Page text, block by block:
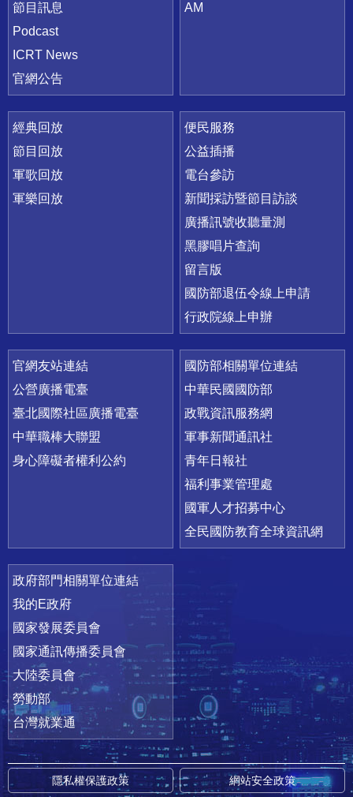
節目訊息
Podcast
ICRT News
官網公告
AM
經典回放
節目回放
軍歌回放
軍樂回放
便民服務
公益插播
電台參訪
新聞採訪暨節目訪談
廣播訊號收聽量測
黑膠唱片查詢
留言版
國防部退伍令線上申請
行政院線上申辦
官網友站連結
公營廣播電臺
臺北國際社區廣播電臺
中華職棒大聯盟
身心障礙者權利公約
國防部相關單位連結
中華民國國防部
政戰資訊服務網
軍事新聞通訊社
青年日報社
福利事業管理處
國軍人才招募中心
全民國防教育全球資訊網
政府部門相關單位連結
我的E政府
國家發展委員會
國家通訊傳播委員會
大陸委員會
勞動部
台灣就業通
隱私權保護政策 網站安全政策